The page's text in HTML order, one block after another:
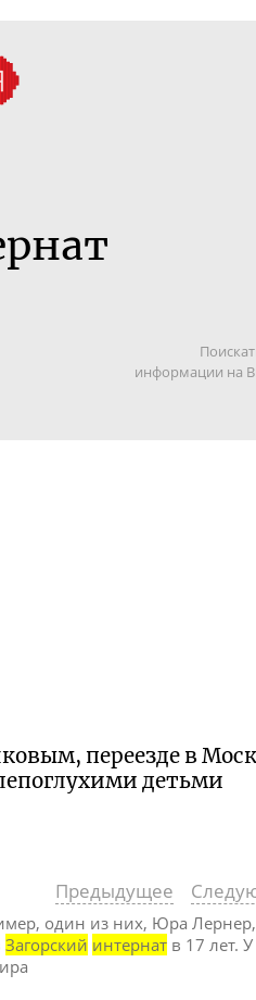
информации на
переезде в
детьми
Предыдущее
один из них, Юра Лернер,
Загорский интернат в 17 лет.